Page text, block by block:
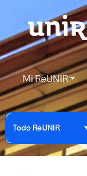
Mi ReUNIR
Todo ReUNIR